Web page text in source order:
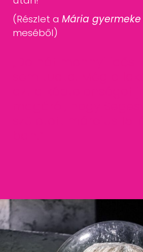
(Részlet a Mária gyermeke
meséből)